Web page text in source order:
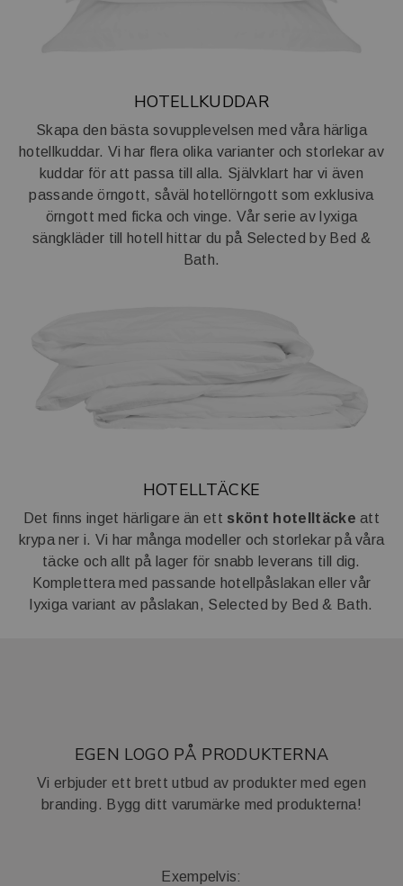
HOTELLKUDDAR
Skapa den bästa sovupplevelsen med våra härliga
hotellkuddar. Vi har flera olika varianter och storlekar av
kuddar för att passa till alla. Självklart har vi även
passande örngott, såväl hotellörngott som exklusiva
örngott med ficka och vinge. Vår serie av lyxiga
sängkläder till hotell hittar du på Selected by Bed &
Bath.
HOTELLTÄCKE
Det finns inget härligare än ett skönt hotelltäcke att
krypa ner i. Vi har många modeller och storlekar på våra
täcke och allt på lager för snabb leverans till dig.
Komplettera med passande hotellpåslakan eller vår
lyxiga variant av påslakan, Selected by Bed & Bath.
EGEN LOGO PÅ PRODUKTERNA
Vi erbjuder ett brett utbud av produkter med egen
branding. Bygg ditt varumärke med produkterna!
Exempelvis: